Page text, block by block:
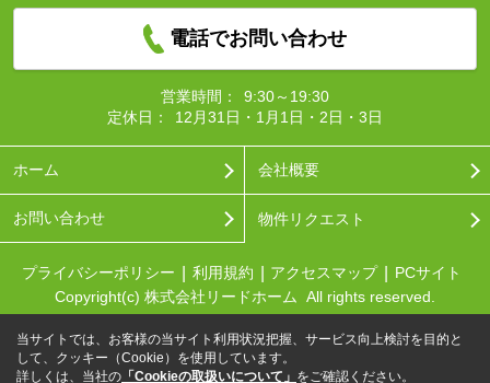
電話でお問い合わせ
営業時間：
9:30～19:30
定休日：
12月31日・1月1日・2日・3日
ホーム 会社概要
お問い合わせ 物件リクエスト
プライバシーポリシー 利用規約 アクセスマップ
PCサイト
Copyright(c) 株式会社リードホーム All rights reserved.
当サイトでは、お客様の当サイト利用状況把握、サービス向上検討を目的と
して、クッキー（Cookie）を使用しています。
詳しくは、当社の 「Cookieの取扱いについて」 をご確認ください。